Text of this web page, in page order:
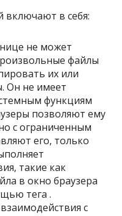
включают в себя:
не может
файлы
их или
Он не имеет
функциям
позволяют ему
с ограниченным
его, только
такие как
в окно браузера
тега .
с